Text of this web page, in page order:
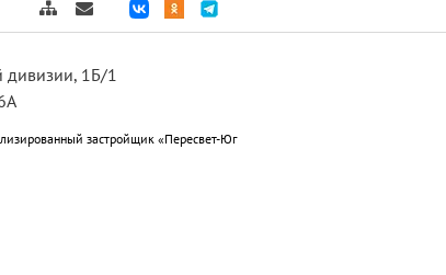
дивизии, 1Б/1
застройщик «Пересвет-Юг
ООО